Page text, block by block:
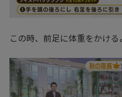
この時、前足に体重をかける